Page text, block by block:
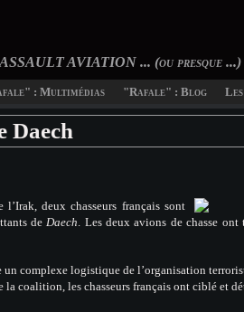
AVIATION ... (ou presque ...)
: Multimédias "Rafale" : Blog
Daech
deux chasseurs français sont
deDaech. Les deux avions de chasse
complexe logistique de l’organisation
coalition, les chasseurs français ont ciblé et